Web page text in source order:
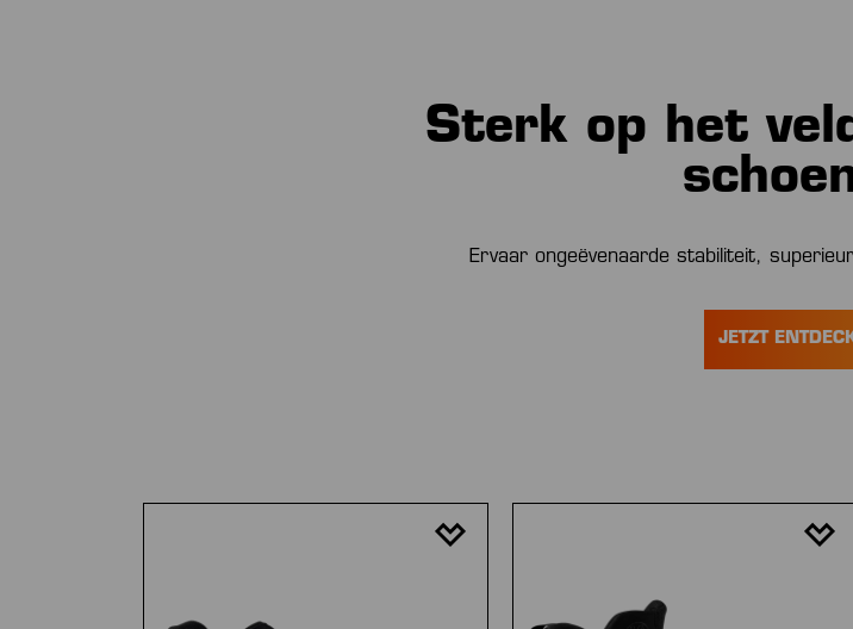
Sterk op het
Ervaar ongeëvenaarde stabiliteit,
JETZT